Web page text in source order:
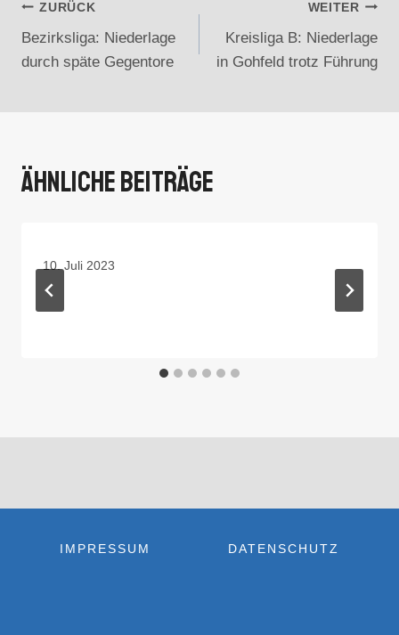
Beitragsnavigation
ZURÜCK
Bezirksliga: Niederlage
durch späte Gegentore
WEITER
Kreisliga B: Niederlage
in Gohfeld trotz Führung
Ähnliche Beiträge
10. Juli 2023
IMPRESSUM DATENSCHUTZ